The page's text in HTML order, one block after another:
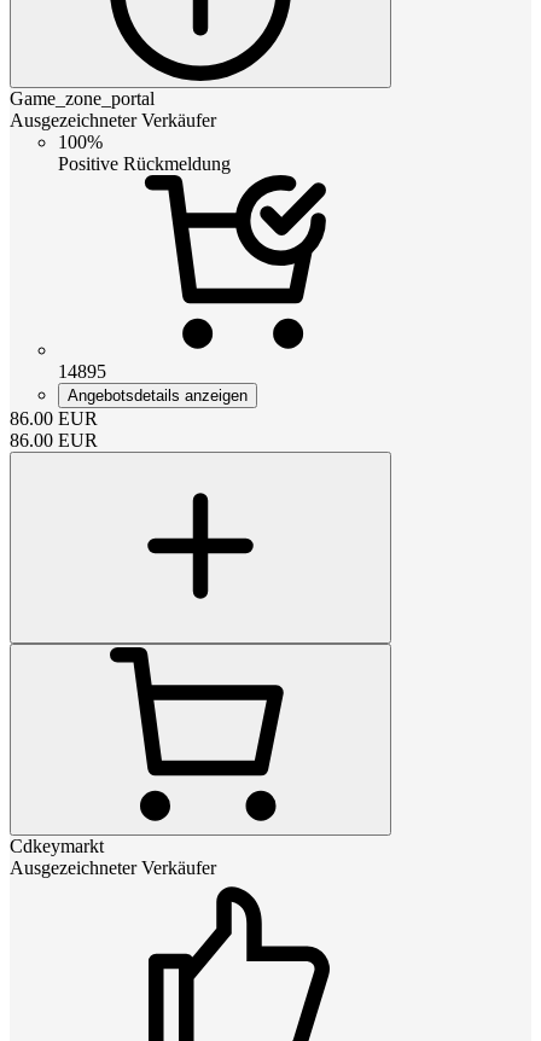
Game_zone_portal
Ausgezeichneter Verkäufer
100%
Positive Rückmeldung
14895
Angebotsdetails anzeigen
86.00 EUR
86.00 EUR
Cdkeymarkt
Ausgezeichneter Verkäufer